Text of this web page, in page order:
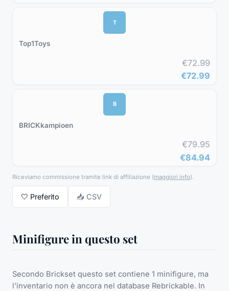
T
Top1Toys
€72.99
€72.99
B
BRICKkampioen
€79.95
€84.94
Riceviamo commissione tramite link di affiliazione (maggiori info).
🤍 Preferito 📥 CSV
Minifigure in questo set
Secondo Brickset questo set contiene 1 minifigure, ma
l’inventario non è ancora nel database Rebrickable. In